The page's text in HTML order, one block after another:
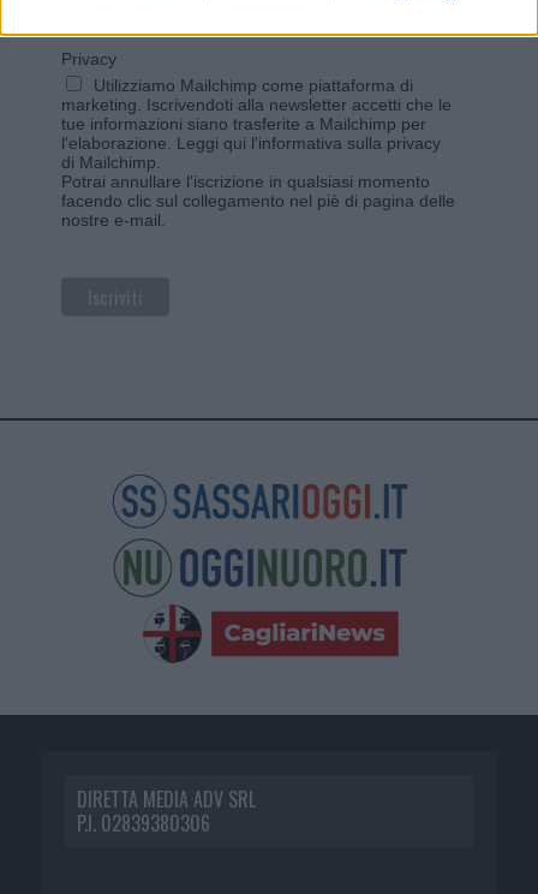
Privacy
Utilizziamo Mailchimp come piattaforma di
marketing. Iscrivendoti alla newsletter accetti che le
tue informazioni siano trasferite a Mailchimp per
l'elaborazione. Leggi qui l'informativa sulla privacy
di Mailchimp
Potrai annullare l'iscrizione in qualsiasi momento
facendo clic sul collegamento nel piè di pagina delle
nostre e-mail.
DIRETTA MEDIA ADV SRL
P.I. 02839380306